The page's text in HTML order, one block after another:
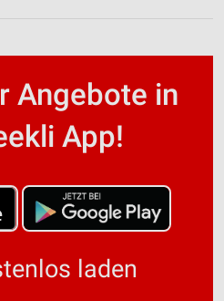
Angebote in
App!
laden